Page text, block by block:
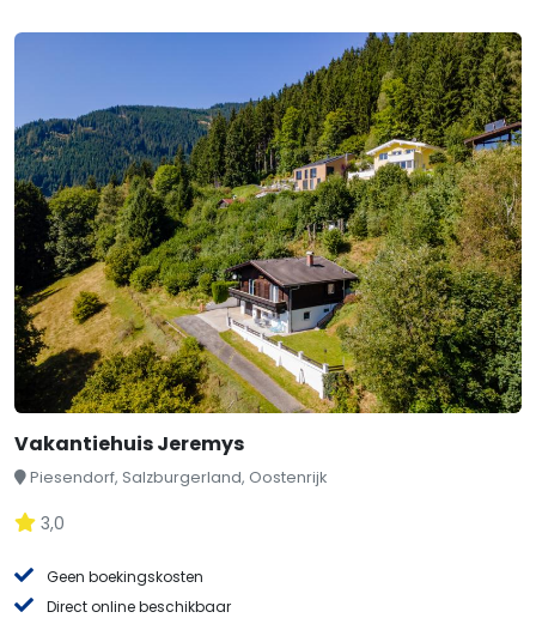
Vakantiehuis Jeremys
Piesendorf, Salzburgerland, Oostenrijk
3,0
Geen boekingskosten
Direct online beschikbaar